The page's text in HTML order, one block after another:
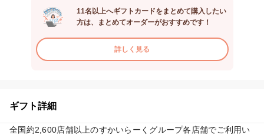
11名以上へギフトカードをまとめて購入したい
方は、まとめてオーダーがおすすめです！
詳しく見る
ギフト詳細
全国約2,600店舗以上のすかいらーくグループ各店舗でご利用い